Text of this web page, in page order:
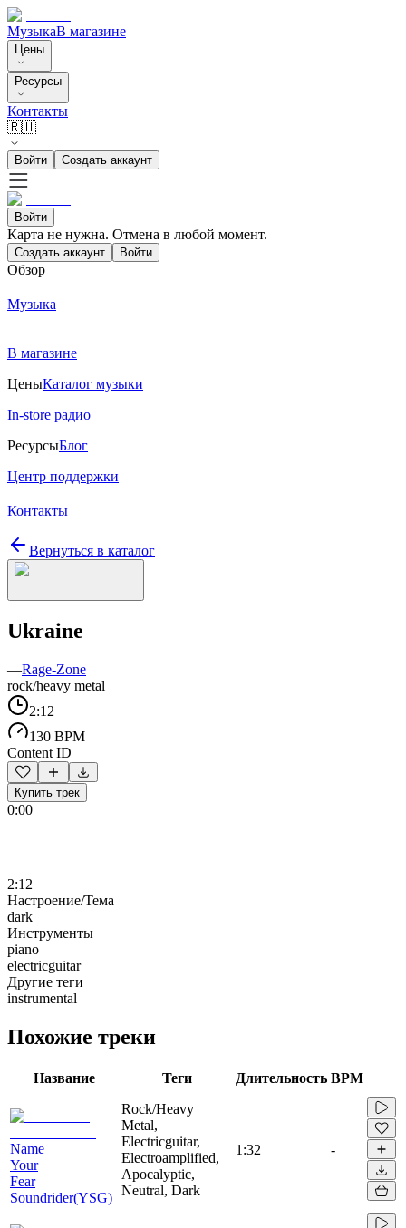
МузыкаВ магазине
Цены
Ресурсы
Контакты
🇷🇺
Войти Создать аккаунт
Войти
Карта не нужна. Отмена в любой момент.
Создать аккаунт Войти
Обзор
Музыка
В магазине
ЦеныКаталог музыки
In-store радио
РесурсыБлог
Центр поддержки
Контакты
Вернуться в каталог
Ukraine
—Rage-Zone
rock/heavy metal
2:12
130 BPM
Content ID
Купить трек
0:00
2:12
Настроение/Тема
dark
Инструменты
piano
electricguitar
Другие теги
instrumental
Похожие треки
Название Теги Длительность BPM
Name
Your
Fear
Soundrider(YSG)
Rock/Heavy
Metal,
Electricguitar,
Electroamplified,
Apocalyptic,
Neutral, Dark
1:32 -